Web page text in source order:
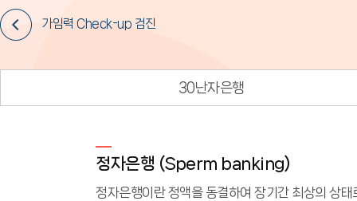
가임력 Check-up 검진
30난자은행
정자은행 (Sperm banking)
정자은행이란 정액을 동결하여 장기간 최상의 상태